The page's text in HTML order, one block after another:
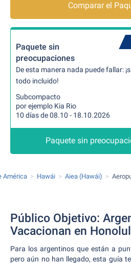
Comparar el
Paquete sin
preocupaciones
De esta manera nada puede fallar:
todo incluido!
Subcompacto
por ejemplo Kia Rio
10 días de 08.10 - 18.10.2026
Paquete sin
América Hawái Aiea (Hawái)
Público Objetivo:
Vacacionan en
Para los argentinos que están a
pero aún no han llegado, esta guía